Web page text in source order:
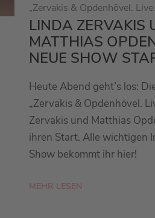
„Zervakis & Opdenhövel.
LINDA ZERVAKIS
MATTHIAS
NEUE SHOW
Heute Abend geht’s los:
„Zervakis & Opdenhövel.
Zervakis und Matthias
ihren Start. Alle wichtigen
Show bekommt ihr hier!
MEHR LESEN